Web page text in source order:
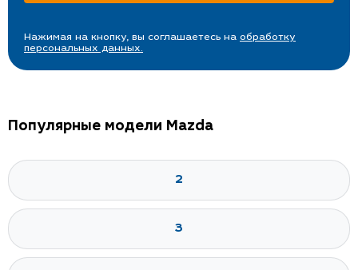
Нажимая на кнопку, вы соглашаетесь на обработку
персональных данных.
Популярные модели Mazda
2
3